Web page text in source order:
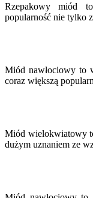
Rzepakowy miód
popularność nie tylko
Miód nawłociowy to
coraz większą
Miód wielokwiatowy
dużym uznaniem ze